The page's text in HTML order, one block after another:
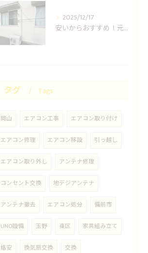
2025/12/17
安いからおすすめ！元消防士の岡山エアコン取り付け業者はUNO設備へ！
タグ Tags
岡山 エアコン工事 エアコン取り付け
エアコン修理 エアコン移設 引っ越し
エアコン取り外し アンテナ修理
コンセント交換 地デジアンテナ
アンテナ撤去 エアコン処分 備前市
UNO設備 玉野 東区 家具組み立て
格安 換気扇交換 交換